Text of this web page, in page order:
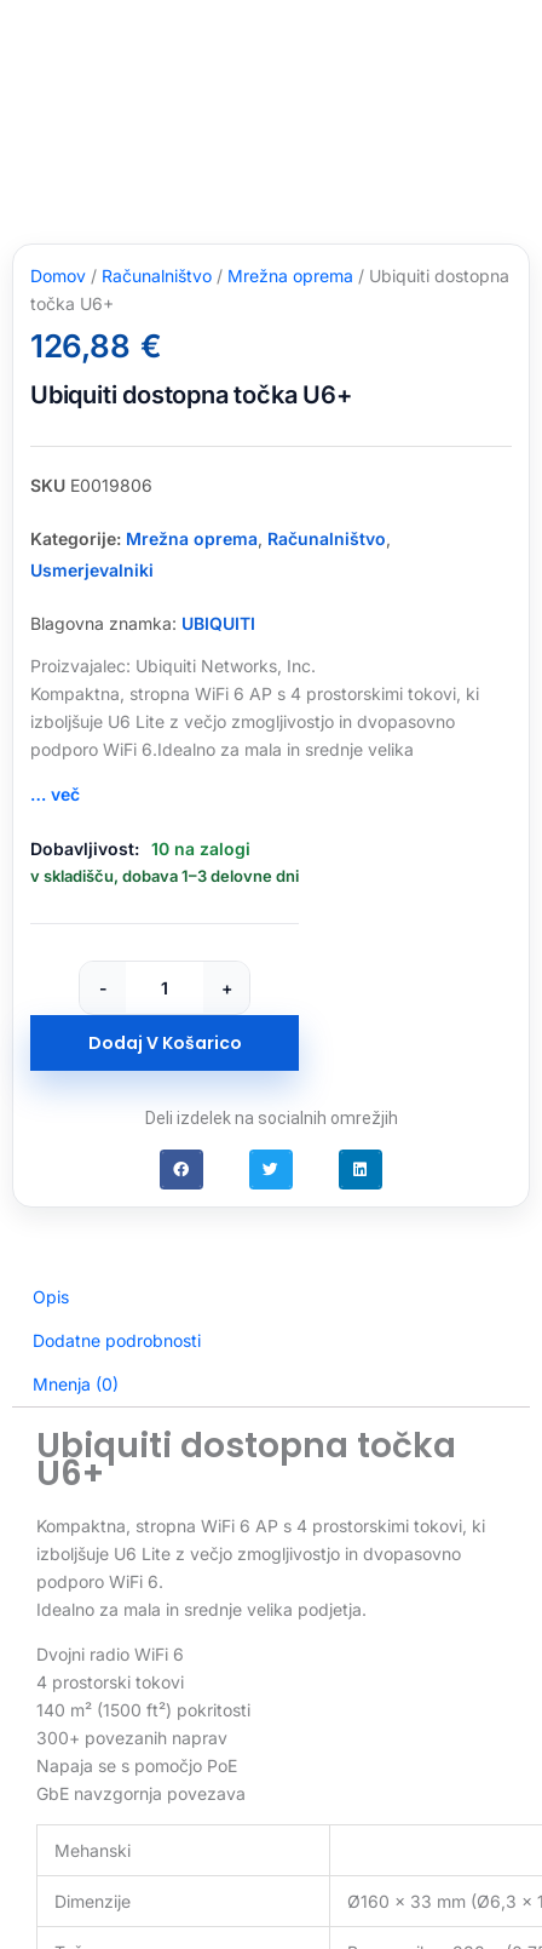
Domov / Računalništvo / Mrežna oprema / Ubiquiti dostopna
točka U6+
126,88 €
Ubiquiti dostopna točka U6+
SKU E0019806
Kategorije: Mrežna oprema, Računalništvo,
Usmerjevalniki
Blagovna znamka: UBIQUITI
Proizvajalec: Ubiquiti Networks, Inc.
Kompaktna, stropna WiFi 6 AP s 4 prostorskimi tokovi, ki
izboljšuje U6 Lite z večjo zmogljivostjo in dvopasovno
podporo WiFi 6.Idealno za mala in srednje velika
… več
Dobavljivost: 10 na zalogi
v skladišču, dobava 1–3 delovne dni
-
dostopna
U6+
+
Dodaj V Košarico
Deli izdelek na socialnih omrežjih
Opis
Dodatne podrobnosti
Mnenja (0)
Ubiquiti dostopna točka
U6+
Kompaktna, stropna WiFi 6 AP s 4 prostorskimi tokovi, ki
izboljšuje U6 Lite z večjo zmogljivostjo in dvopasovno
podporo WiFi 6.
Idealno za mala in srednje velika podjetja.
Dvojni radio WiFi 6
4 prostorski tokovi
140 m² (1500 ft²) pokritosti
300+ povezanih naprav
Napaja se s pomočjo PoE
GbE navzgornja povezava
Mehanski
Dimenzije Ø160 x 33 mm (Ø6,3 x